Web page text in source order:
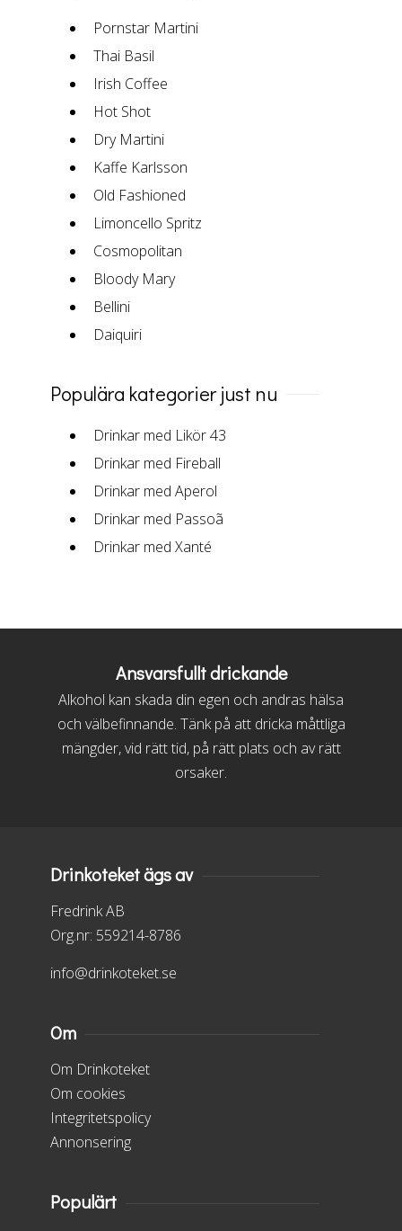
Pornstar Martini
Thai Basil
Irish Coffee
Hot Shot
Dry Martini
Kaffe Karlsson
Old Fashioned
Limoncello Spritz
Cosmopolitan
Bloody Mary
Bellini
Daiquiri
Populära kategorier just nu
Drinkar med Likör 43
Drinkar med Fireball
Drinkar med Aperol
Drinkar med Passoã
Drinkar med Xanté
Ansvarsfullt drickande
Alkohol kan skada din egen och andras hälsa
och välbefinnande. Tänk på att dricka måttliga
mängder, vid rätt tid, på rätt plats och av rätt
orsaker.
Drinkoteket ägs av
Fredrink AB
Org.nr: 559214-8786
info@drinkoteket.se
Om
Om Drinkoteket
Om cookies
Integritetspolicy
Annonsering
Populärt